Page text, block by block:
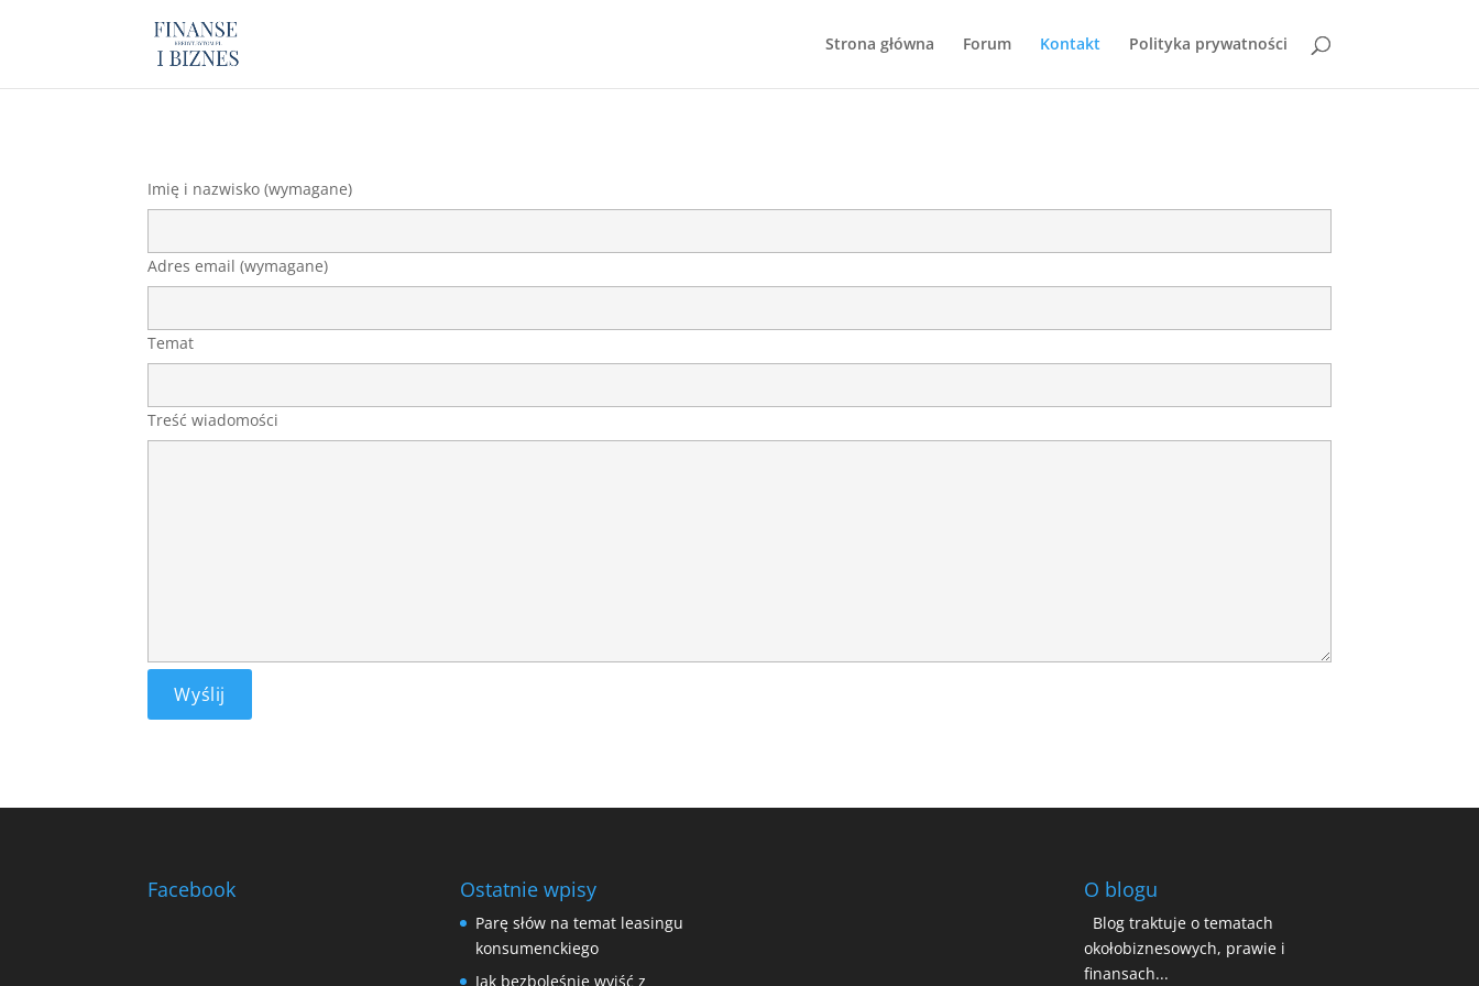
Strona główna Forum Kontakt Polityka prywatności
Imię i nazwisko (wymagane)
Adres email (wymagane)
Temat
Treść wiadomości
Facebook Ostatnie wpisy
Parę słów na temat leasingu
konsumenckiego
Jak bezboleśnie wyjść z
O blogu
Blog traktuje o tematach
okołobiznesowych, prawie i
finansach...